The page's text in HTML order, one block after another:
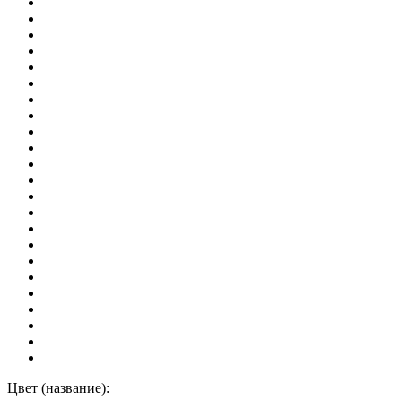
Цвет (название):